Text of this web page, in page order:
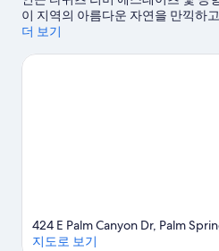
1,015
이 지역의 아름다운 자연을 만끽하
마운트 샌 재신토 주립공원에 가보
게임이 개최되는 아구아 칼리엔테
더 보기
424 E Palm Canyon Dr, Palm
지도로 보기